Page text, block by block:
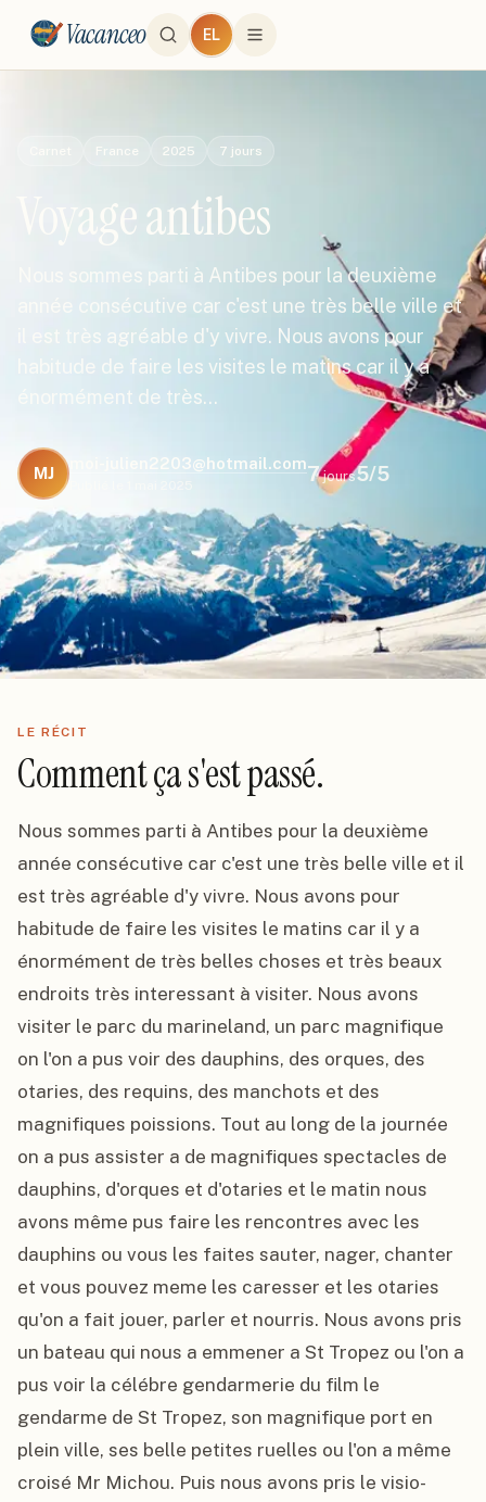
Vacanceo EL
France 2025 7 jours
Voyage antibes
Nous sommes parti à Antibes pour la deuxième
année consécutive car c'est une très belle ville et
il est très agréable d'y vivre. Nous avons pour
habitude de faire les visites le matins car il y a
énormément de très…
MJ
moi-julien2203@hotmail.com7jours5/5
LE RÉCIT
Comment ça s'est passé.
Nous sommes parti à Antibes pour la deuxième
année consécutive car c'est une très belle ville et il
est très agréable d'y vivre. Nous avons pour
habitude de faire les visites le matins car il y a
énormément de très belles choses et très beaux
endroits très interessant à visiter. Nous avons
visiter le parc du marineland, un parc magnifique
on l'on a pus voir des dauphins, des orques, des
otaries, des requins, des manchots et des
magnifiques poissions. Tout au long de la journée
on a pus assister a de magnifiques spectacles de
dauphins, d'orques et d'otaries et le matin nous
avons même pus faire les rencontres avec les
dauphins ou vous les faites sauter, nager, chanter
et vous pouvez meme les caresser et les otaries
qu'on a fait jouer, parler et nourris. Nous avons pris
un bateau qui nous a emmener a St Tropez ou l'on a
pus voir la célébre gendarmerie du film le
gendarme de St Tropez, son magnifique port en
plein ville, ses belle petites ruelles ou l'on a même
croisé Mr Michou. Puis nous avons pris le visio-